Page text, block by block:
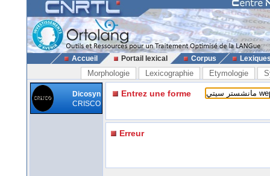
Accueil Portail lexical Corpus
Morphologie Lexicographie Etymologie
Dicosyn
CRISCO
Entrez une forme
Erreur